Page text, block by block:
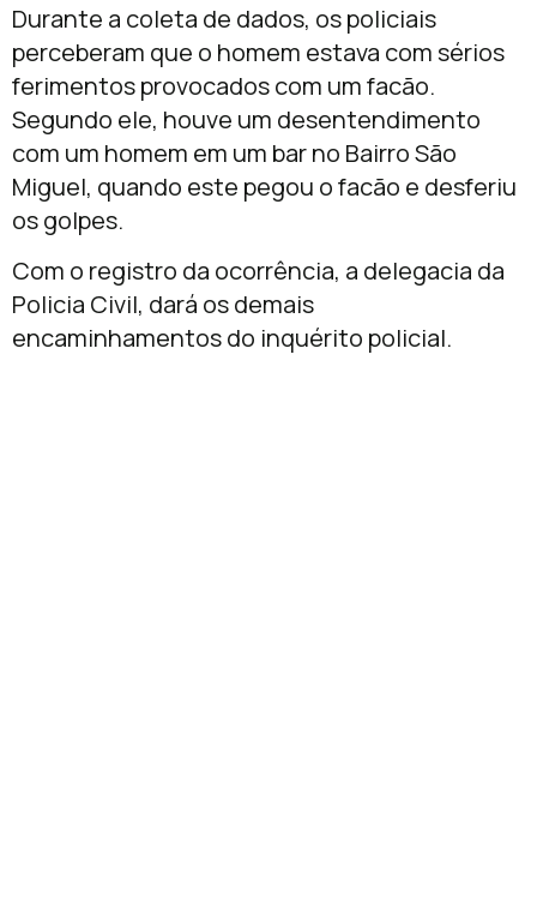
Durante a coleta de dados, os policiais
perceberam que o homem estava com sérios
ferimentos provocados com um facão.
Segundo ele, houve um desentendimento
com um homem em um bar no Bairro São
Miguel, quando este pegou o facão e desferiu
os golpes.
Com o registro da ocorrência, a delegacia da
Policia Civil, dará os demais
encaminhamentos do inquérito policial.